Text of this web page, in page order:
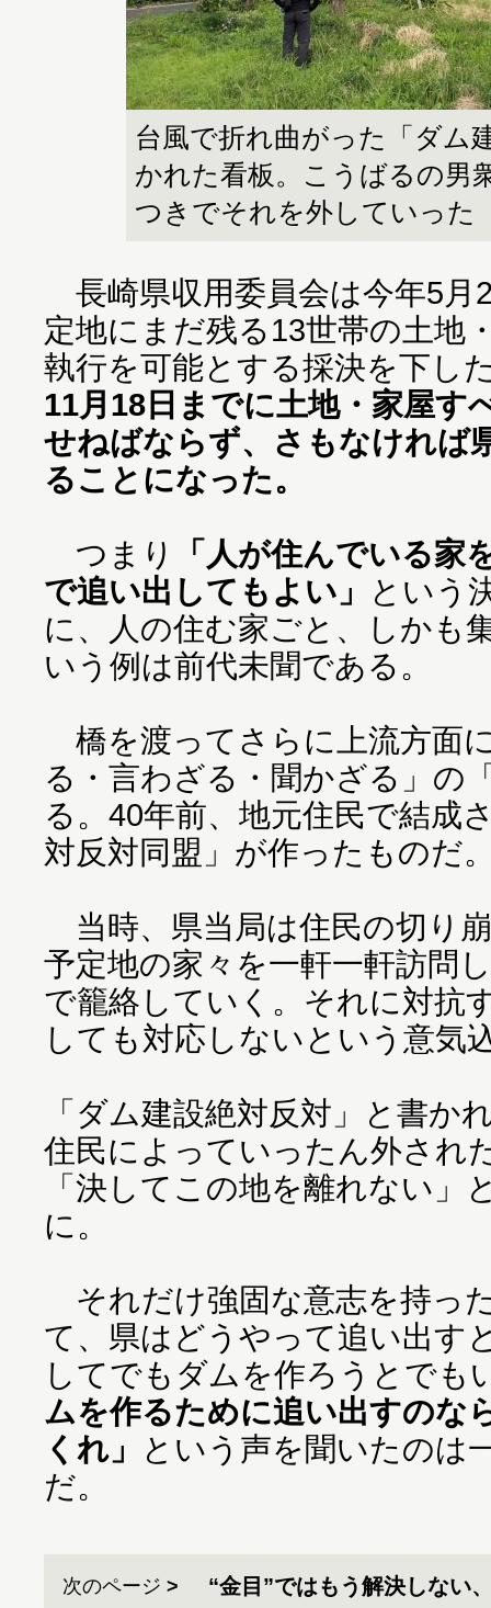
台風で折れ曲がった「ダム
かれた看板。こうばるの男
つきでそれを外していった
長崎県収用委員会は今年5月
定地にまだ残る13世帯の土地
執行を可能とする採決を下し
11月18日までに土地・家屋す
せねばならず、さもなければ
ることになった。
つまり
「人が住んでいる家
で追い出してもよい」
という
に、人の住む家ごと、しかも
いう例は前代未聞である。
橋を渡ってさらに上流方面
る・言わざる・聞かざる」の
る。40年前、地元住民で結成
対反対同盟」が作ったものだ
当時、県当局は住民の切り
予定地の家々を一軒一軒訪問
で籠絡していく。それに対抗
しても対応しないという意気
「ダム建設絶対反対」と書か
住民によっていったん外され
「決してこの地を離れない」
に。
それだけ強固な意志を持っ
て、県はどうやって追い出す
してでもダムを作ろうとでも
ムを作るために追い出すのな
くれ」
という声を聞いたのは
だ。
次のページ “金目”ではもう解決しない